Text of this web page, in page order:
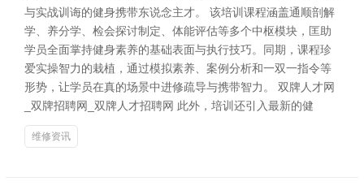
与实战训诲的健身携带东说念主才。 该培训课程涵盖通顺剖解
学、养分学、检会探讨制定、体能评估等多个中枢模块，匡助
学员全面掌持健身素养的基础表面与执行技巧。同期，课程珍
爱实操智力的栽植，通过模拟素养、案例分析和一双一指令等
形势，让学员在真的场景中进修疏导与携带智力。 双牌人才网
_双牌招聘网_双牌人才招聘网 此外，培训还引入最新的健
维修资讯